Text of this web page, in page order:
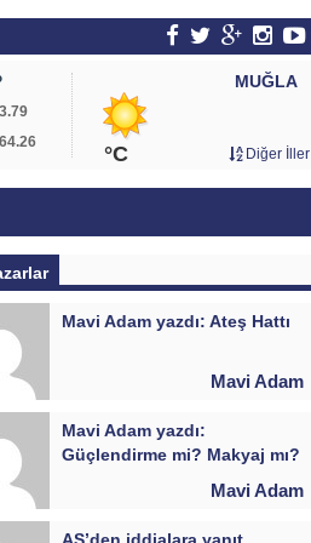
MUĞLA
°C Diğer İller
Mavi Adam yazdı: Ateş Hattı
Mavi Adam
Mavi Adam yazdı:
Güçlendirme mi? Makyaj mı?
Mavi Adam